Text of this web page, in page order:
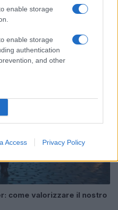
enable storage
enable storage
authentication
and other
Access Privacy Policy
di Galib
come valorizzare il nostro